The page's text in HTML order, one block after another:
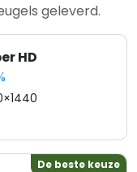
geleverd.
HD
De beste keuze